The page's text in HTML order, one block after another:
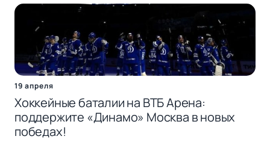
19 апреля
Хоккейные баталии на ВТБ Арена:
поддержите «Динамо» Москва в новых
победах!